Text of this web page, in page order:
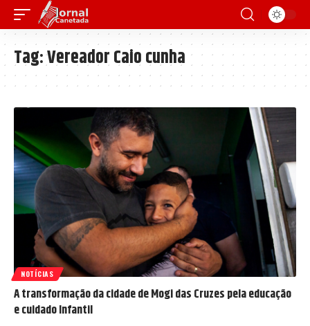
Tag:Vereador Caio cunha
NOTÍCIAS
A transformação da cidade de Mogi das Cruzes pela educação
e cuidado Infantil